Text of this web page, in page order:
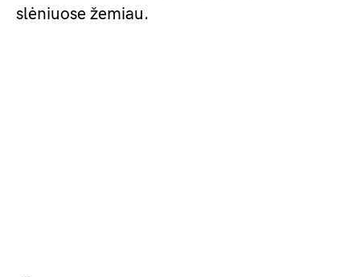
slėniuose žemiau.